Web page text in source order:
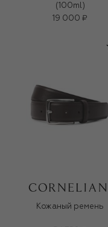
(100ml)
19 000 ₽
Кожаный ремень